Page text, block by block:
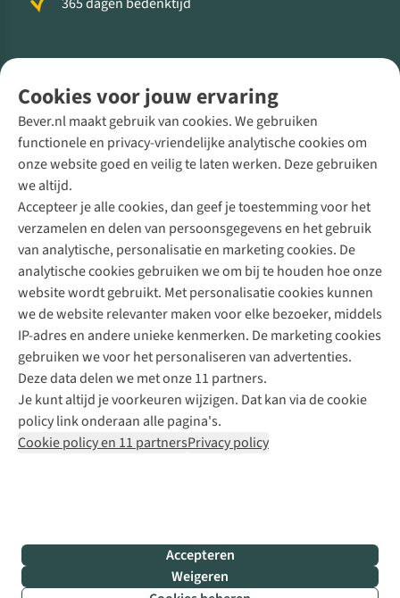
Cookies voor jouw ervaring
Bever.nl maakt gebruik van cookies. We gebruiken
functionele en privacy-vriendelijke analytische cookies om
onze website goed en veilig te laten werken. Deze gebruiken
we altijd.
Accepteer je alle cookies, dan geef je toestemming voor het
verzamelen en delen van persoonsgegevens en het gebruik
van analytische, personalisatie en marketing cookies. De
analytische cookies gebruiken we om bij te houden hoe onze
website wordt gebruikt. Met personalisatie cookies kunnen
we de website relevanter maken voor elke bezoeker, middels
IP-adres en andere unieke kenmerken. De marketing cookies
gebruiken we voor het personaliseren van advertenties.
Deze data delen we met onze 11 partners.
Je kunt altijd je voorkeuren wijzigen. Dat kan via de cookie
policy link onderaan alle pagina's.
Cookie policy en 11 partnersPrivacy policy
Accepteren
Weigeren
Direct advies van een Buitenexpert
+31 (0)85 888 50 88
+31 6 12 28 49 80
Contactformulier
Bever
B.V.